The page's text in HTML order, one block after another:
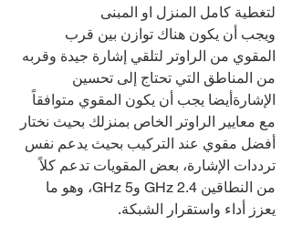
لتغطية كامل المنزل او المبنى
ويجب أن يكون هناك توازن بين قرب
المقوي من الراوتر لتلقي إشارة جيدة وقربه
من المناطق التي تحتاج إلى تحسين
الإشارةأيضا يجب أن يكون المقوي متوافقاً
مع معايير الراوتر الخاص بمنزلك بحيث نختار
أفضل مقوي عند التركيب بحيث يدعم نفس
ترددات الإشارة، بعض المقويات تدعم كلاً
من النطاقين 2.4 GHz و5 GHz، وهو ما
يعزز أداء واستقرار الشبكة.